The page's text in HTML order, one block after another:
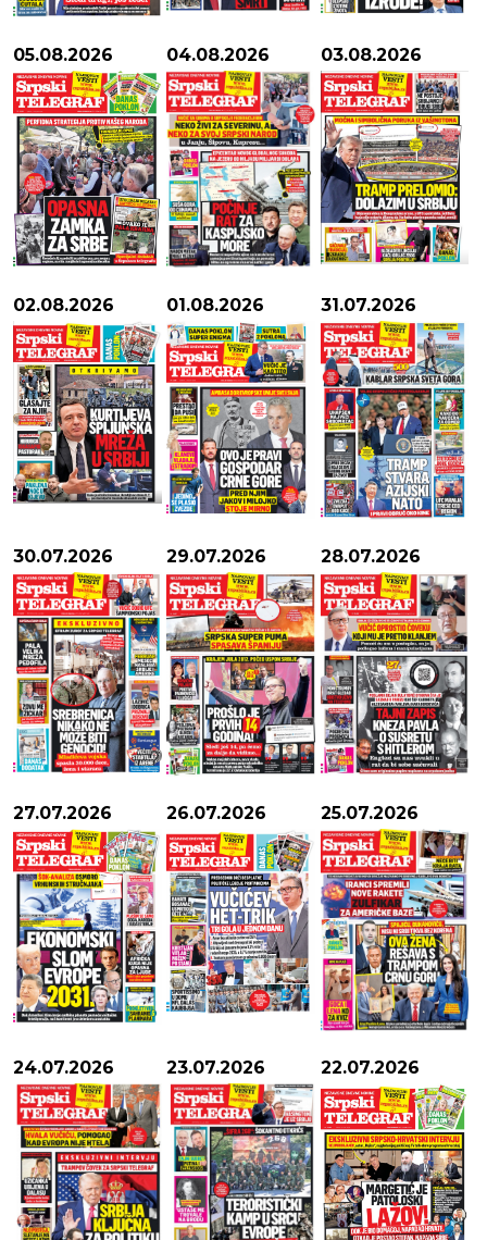
05.08.2026 04.08.2026 03.08.2026
02.08.2026 01.08.2026 31.07.2026
30.07.2026 29.07.2026 28.07.2026
27.07.2026 26.07.2026 25.07.2026
24.07.2026 23.07.2026 22.07.2026